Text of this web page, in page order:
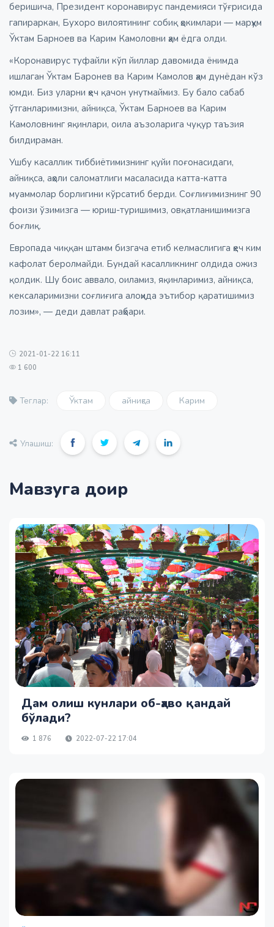
беришича, Президент коронавирус пандемияси тўғрисида
гапираркан, Бухоро вилоятининг собиқ ҳокимлари — марҳум
Ўктам Барноев ва Карим Камоловни ҳам ёдга олди.
«Коронавирус туфайли кўп йиллар давомида ёнимда
ишлаган Ўктам Баронев ва Карим Камолов ҳам дунёдан кўз
юмди. Биз уларни ҳеч қачон унутмаймиз. Бу бало сабаб
ўтганларимизни, айниқса, Ўктам Барноев ва Карим
Камоловнинг яқинлари, оила аъзоларига чуқур таъзия
билдираман.
Ушбу касаллик тиббиётимизнинг қуйи поғонасидаги,
айниқса, аҳоли саломатлиги масаласида катта-катта
муаммолар борлигини кўрсатиб берди. Соғлиғимизнинг 90
фоизи ўзимизга — юриш-туришимиз, овқатланишимизга
боғлиқ.
Европада чиққан штамм бизгача етиб келмаслигига ҳеч ким
кафолат беролмайди. Бундай касалликнинг олдида ожиз
қолдик. Шу боис аввало, оиламиз, яқинларимиз, айниқса,
кексаларимизни соғлиғига алоҳида эътибор қаратишимиз
лозим», — деди давлат раҳбари.
2021-01-22 16:11
1 600
Теглар: Ўктам айниқса Карим
Улашиш:
Мавзуга доир
Дам олиш кунлари об-ҳаво қандай
бўлади?
1 876 2022-07-22 17:04